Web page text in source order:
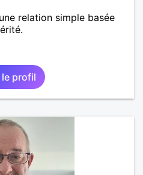
relation simple basée
le profil